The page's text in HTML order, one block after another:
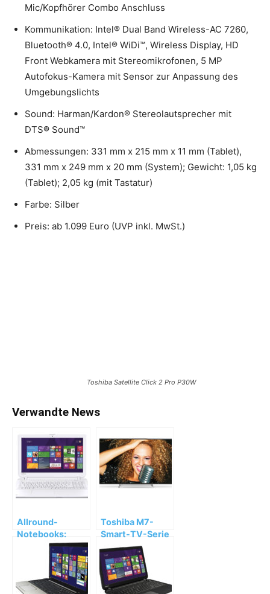
Mic/Kopfhörer Combo Anschluss
Kommunikation: Intel® Dual Band Wireless-AC 7260,
Bluetooth® 4.0, Intel® WiDi™, Wireless Display, HD
Front Webkamera mit Stereomikrofonen, 5 MP
Autofokus-Kamera mit Sensor zur Anpassung des
Umgebungslichts
Sound: Harman/Kardon® Stereolautsprecher mit
DTS® Sound™
Abmessungen: 331 mm x 215 mm x 11 mm (Tablet),
331 mm x 249 mm x 20 mm (System); Gewicht: 1,05 kg
(Tablet); 2,05 kg (mit Tastatur)
Farbe: Silber
Preis: ab 1.099 Euro (UVP inkl. MwSt.)
Toshiba Satellite Click 2 Pro P30W
Verwandte News
Allround-
Notebooks:
Toshiba Satellite
L50-B und L70-
Toshiba M7-
Smart-TV-Serie
kommt zum WM-
Anpfiff